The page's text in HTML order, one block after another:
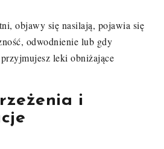
objawy się nasilają, pojawia się
odwodnienie lub gdy
leki obniżające
i